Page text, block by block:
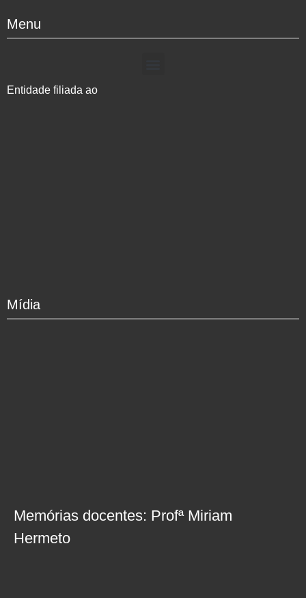
Menu
Entidade filiada ao
Mídia
Memórias docentes: Profª Miriam
Hermeto